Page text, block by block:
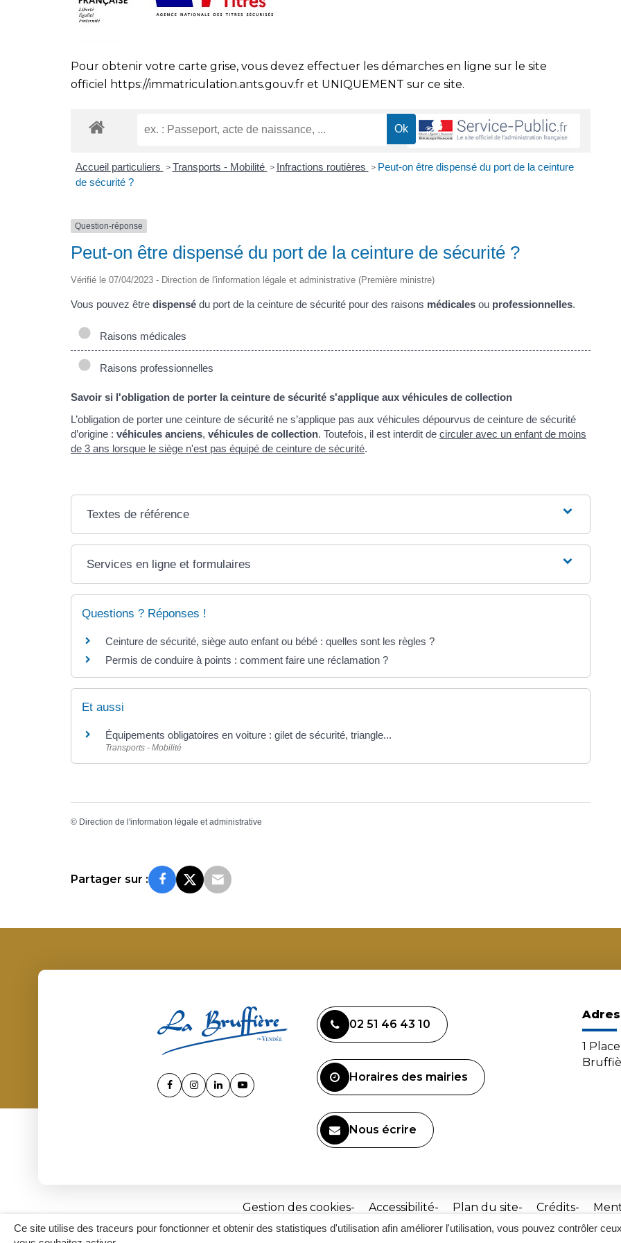
Ce site utilise des traceurs pour fonctionner et obtenir des statistiques d'utilisation afin améliorer l'utilisation, vous pouvez contrôler
Pour obtenir votre carte grise, vous devez effectuer les démarches en ligne sur le site
officiel
https://immatriculation.ants.gouv.fr et UNIQUEMENT sur ce site.
Accueil particuliers > Transports - Mobilité > Infractions routières > Peut-on être dispensé du port de la ceinture
de sécurité ?
Question-réponse
Peut-on être dispensé du port de la ceinture de sécurité ?
Vérifié le 07/04/2023 - Direction de l'information légale et administrative (Première ministre)
Vous pouvez être dispensé du port de la ceinture de sécurité pour des raisons médicales ou professionnelles.
Raisons médicales
Raisons professionnelles
Savoir si l'obligation de porter la ceinture de sécurité s'applique aux véhicules de collection
L’obligation de porter une ceinture de sécurité ne s’applique pas aux véhicules dépourvus de ceinture de sécurité
d’origine : véhicules anciens, véhicules de collection. Toutefois, il est interdit de circuler avec un enfant de moins
de 3 ans lorsque le siège n'est pas équipé de ceinture de sécurité.
Textes de référence
Services en ligne et formulaires
Questions ? Réponses !
Ceinture de sécurité, siège auto enfant ou bébé : quelles sont les règles ?
Permis de conduire à points : comment faire une réclamation ?
Et aussi
Équipements obligatoires en voiture : gilet de sécurité, triangle...
Transports - Mobilité
© Direction de l'information légale et administrative
Partager sur :
Lien Lien Lien Lien
02 51 46 43 10
Horaires des mairies
Nous écrire
1
Gestion des cookies Accessibilité Plan du site Crédits